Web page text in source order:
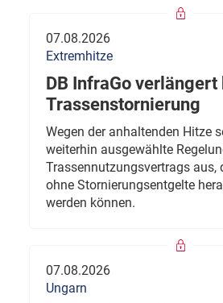
07.08.2026
Extremhitze
DB InfraGo
Trassenstornierung
Wegen der anhaltenden Hitze
weiterhin ausgewählte
Trassennutzungsvertrags aus,
ohne Stornierungsentgelte
werden können.
07.08.2026
Ungarn